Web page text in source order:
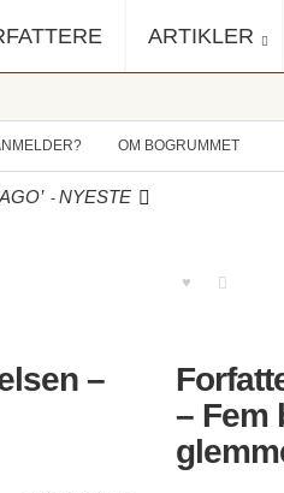
ARTIKLER
OM BOGRUMMET
-NYESTE
–
– Fem